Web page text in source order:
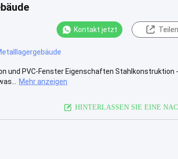
Kontakt jetzt Teilen
und PVC-Fenster Eigenschaften Stahlkonstruktion
Mehr anzeigen
HINTERLASSEN SIE EINE